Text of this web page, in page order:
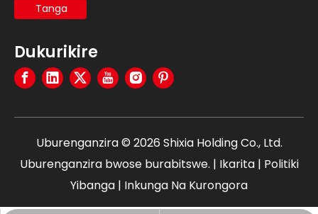
Tanga
Dukurikire
Uburenganzira © 2026 Shixia Holding Co., Ltd.
Uburenganzira bwose burabitswe. | Ikarita| Politiki
Yibanga | Inkunga Na Kurongora